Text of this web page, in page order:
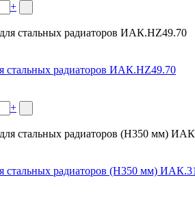
+
стальных радиаторов ИАК.НZ49.70
+
стальных радиаторов (Н350 мм)